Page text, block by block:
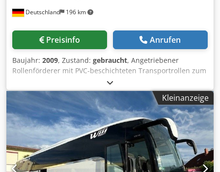
Deutschland 196 km
Preisinfo Anrufen
Baujahr: 2009, Zustand: gebraucht, Angetriebener
Rollenförderer mit PVC-beschichteten Transportrollen zum
Befördern von Werkstücken. Kraftübertragung per
Flachriemen über Transmissionswelle. Absolute Laufruhe
selbst bei hohen Vorschüben, Vorschub frequenzgeregelt.
Technische Daten: - Baujahr 2009 - Transportlänge: 2.500
mm - Arbeitsbreite, nutzbar: 1.300 mm - Rollenlänge 1.450
mm - Arbeitshöhe: 900 +-20 mm - Rollendurchmesser: 64
mm - Rollenteilung: 125 mm - Vorschub regelbar (manuell):
3-15 m/min Chjdpfxszf N E Do Am Tsa - Installierte
Leistung: 0,37 KW
Kleinanzeige